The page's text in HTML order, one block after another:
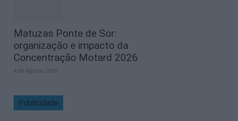
Matuzas Ponte de Sor:
organização e impacto da
Concentração Motard 2026
4 de Agosto, 2026
Publicidade